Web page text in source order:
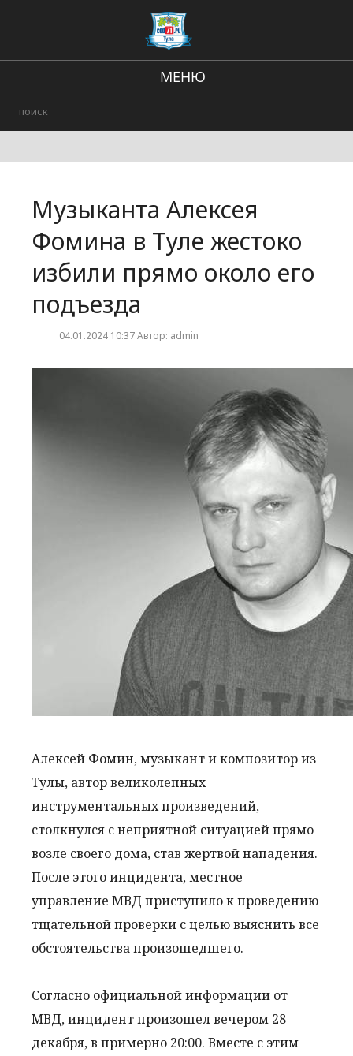
МЕНЮ
Городские события
Музыканта Алексея
Фомина в Туле жестоко
избили прямо около его
подъезда
04.01.2024 10:37 Автор: admin
Алексей Фомин, музыкант и композитор из
Тулы, автор великолепных
инструментальных произведений,
столкнулся с неприятной ситуацией прямо
возле своего дома, став жертвой нападения.
После этого инцидента, местное
управление МВД приступило к проведению
тщательной проверки с целью выяснить все
обстоятельства произошедшего.
Согласно официальной информации от
МВД, инцидент произошел вечером 28
декабря, в примерно 20:00. Вместе с этим